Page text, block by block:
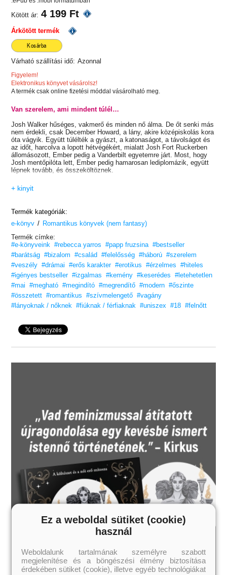
Kötött ár: 4 199 Ft
Árkötött termék
Kosárba
Várható szállítási idő: Azonnal
Figyelem!
Elektronikus könyvet vásárolsz!
A termék csak online fizetési móddal vásárolható meg.
Van szerelem, ami mindent túlél…
Josh Walker hűséges, vakmerő és minden nő álma. De őt senki más
nem érdekli, csak December Howard, a lány, akire középiskolás kora
óta vágyik. Együtt túlélték a gyászt, a katonaságot, a távolságot és
az időt, harcolva a lopott hétvégékért, mialatt Josh Fort Ruckerben
állomásozott, Ember pedig a Vanderbilt egyetemre járt. Most, hogy
Josh mentőpilóta lett, Ember pedig hamarosan lediplomázik, együtt
lépnek tovább, és összeköltöznek.
Ember nem vágyott a katonabarátnők életére, de Josht szeretni
azzal jár, hogy el kell fogadnia, amit a hadsereg diktál – még akkor
országba, ami egyszer már majdnem megölte őt, és ami
megfosztotta Embert az édesapjától is.
tervekkel töltött közös napjaik sem tudják csillapítani Ember
félelmeit, és egyvalamit megtanult az apja halála után: vannak olyan
akadályok, amelyeket még a szerelem sem képes legyőzni.
A pilótaiskolának vége.
Ez a háború.
Tedd próbára a szíved ezzel a történettel!
amely megérinti a szívedet és a lelkedet.”– Trish Mint, amazon.com
+ kinyit
Termék kategóriák:
e-könyv / Romantikus könyvek (nem fantasy)
Termék címke:
#e-könyveink #rebecca yarros #papp fruzsina #bestseller
#barátság #bizalom #család #felelősség #háború #szerelem
#veszély #drámai #erős karakter #erotikus #érzelmes
#hiteles
#igényes bestseller #izgalmas #kemény #keserédes
#letehetetlen
#mai
#megható #megindító #megrendítő #modern #őszinte
#összetett #romantikus #szívmelengető #vagány
#lányoknak / nőknek #fiúknak / férfiaknak #uniszex #18 #felnőtt
Ez a weboldal sütiket (cookie)
használ
Weboldalunk tartalmának személyre szabott
megjelenítése és a böngészési élmény biztosítása
érdekében sütiket (cookie), illetve egyéb technológiákat